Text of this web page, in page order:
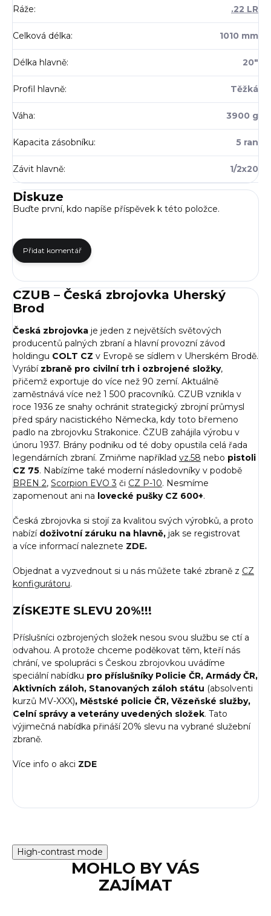
Ráže: .22 LR
Celková délka: 1010 mm
Délka hlavně: 20"
Profil hlavně: Těžká
Váha: 3900 g
Kapacita zásobníku: 5 ran
Závit hlavně: 1/2x20
Diskuze
Buďte první, kdo napíše příspěvek k této položce.
Přidat komentář
CZUB – Česká zbrojovka Uherský
Brod
Česká zbrojovka je jeden z největších světových
producentů palných zbraní a hlavní provozní závod
holdingu COLT CZ v Evropě se sídlem v Uherském Brodě.
Vyrábí zbraně pro civilní trh i ozbrojené složky,
přičemž exportuje do více než 90 zemí. Aktuálně
zaměstnává více než 1 500 pracovníků. CZUB vznikla v
roce 1936 ze snahy ochránit strategický zbrojní průmysl
před spáry nacistického Německa, kdy toto břemeno
padlo na zbrojovku Strakonice. ČZUB zahájila výrobu v
únoru 1937. Brány podniku od té doby opustila celá řada
legendárních zbraní. Zmiňme například vz.58 nebo pistoli
CZ 75. Nabízíme také moderní následovníky v podobě
BREN 2, Scorpion EVO 3 či CZ P-10. Nesmíme
zapomenout ani na lovecké pušky CZ 600+.
Česká zbrojovka si stojí za kvalitou svých výrobků, a proto
nabízí doživotní záruku na hlavně, jak se registrovat
a více informací naleznete ZDE.
Objednat a vyzvednout si u nás můžete také zbraně z CZ
konfigurátoru.
ZÍSKEJTE SLEVU 20%!!!
Příslušníci ozbrojených složek nesou svou službu se ctí a
odvahou. A protože chceme poděkovat těm, kteří nás
chrání, ve spolupráci s Českou zbrojovkou uvádíme
speciální nabídku pro příslušníky Policie ČR, Armády ČR,
Aktivních záloh, Stanovaných záloh státu (absolventi
kurzů MV-XXX), Městské policie ČR, Vězeňské služby,
Celní správy a veterány uvedených složek. Tato
výjimečná nabídka přináší 20% slevu na vybrané služební
zbraně.
Více info o akci ZDE
High-contrast mode
MOHLO BY VÁS
ZAJÍMAT